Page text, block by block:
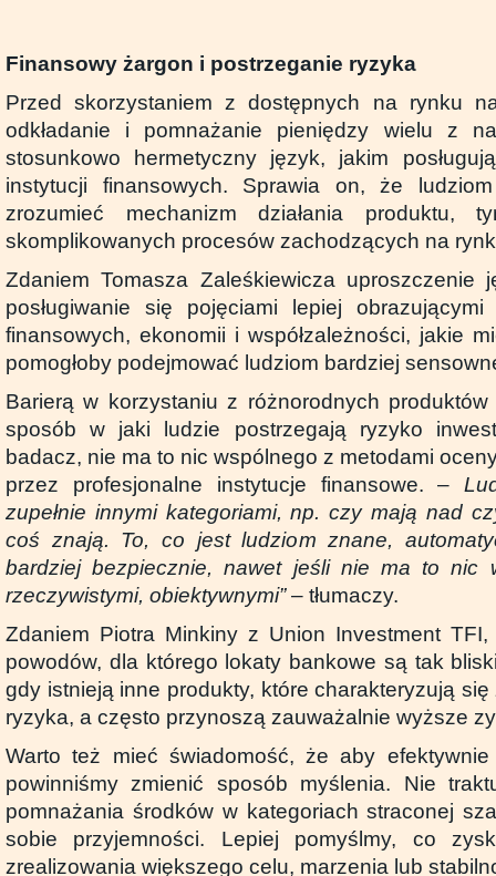
Finansowy żargon i postrzeganie ryzyka
Przed skorzystaniem z dostępnych na rynku
odkładanie i pomnażanie pieniędzy wielu z
stosunkowo hermetyczny język, jakim
instytucji finansowych. Sprawia on, że
zrozumieć mechanizm działania produktu,
skomplikowanych procesów zachodzących na
Zdaniem Tomasza Zaleśkiewicza uproszczenie
posługiwanie się pojęciami lepiej obrazującymi
finansowych, ekonomii i współzależności, jakie
pomogłoby podejmować ludziom bardziej
Barierą w korzystaniu z różnorodnych
sposób w jaki ludzie postrzegają ryzyko
badacz, nie ma to nic wspólnego z metodami
przez profesjonalne instytucje finansowe. –
zupełnie innymi kategoriami, np. czy mają nad
coś znają. To, co jest ludziom znane,
bardziej bezpiecznie, nawet jeśli nie ma to nic
rzeczywistymi, obiektywnymi”– tłumaczy.
Zdaniem Piotra Minkiny z Union Investment
powodów, dla którego lokaty bankowe są tak
gdy istnieją inne produkty, które charakteryzują
ryzyka, a często przynoszą zauważalnie wyższe
Warto też mieć świadomość, że aby efektywnie
powinniśmy zmienić sposób myślenia. Nie
pomnażania środków w kategoriach straconej
sobie przyjemności. Lepiej pomyślmy, co
zrealizowania większego celu, marzenia lub